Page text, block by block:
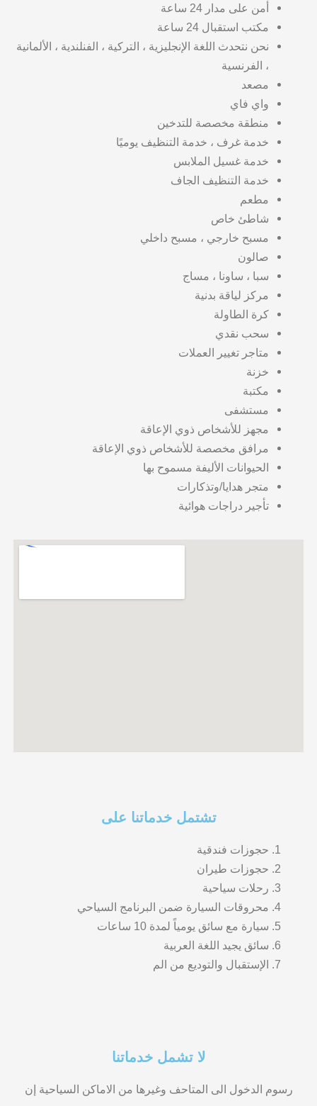
أمن على مدار 24 ساعة
مكتب استقبال 24 ساعة
نحن نتحدث اللغة الإنجليزية ، التركية ، الفنلندية ، الألمانية
، الفرنسية
مصعد
واي فاي
منطقة مخصصة للتدخين
خدمة غرف ، خدمة التنظيف يوميًا
خدمة غسيل الملابس
خدمة التنظيف الجاف
مطعم
شاطئ خاص
مسبح خارجي ، مسبح داخلي
صالون
سبا ، ساونا ، مساج
مركز لياقة بدنية
كرة الطاولة
سحب نقدي
متاجر تغيير العملات
خزنة
مكتبة
مستشفى
مجهز للأشخاص ذوي الإعاقة
مرافق مخصصة للأشخاص ذوي الإعاقة
الحيوانات الأليفة مسموح بها
متجر هدايا/وتذكارات
تأجير دراجات هوائية
تشتمل خدماتنا على
حجوزات فندقية
حجوزات طيران
رحلات سياحية
محروقات السيارة ضمن البرنامج السياحي
سيارة مع سائق يومياً لمدة 10 ساعات
سائق يجيد اللغة العربية
الإستقبال والتوديع من الم
لا تشمل خدماتنا
رسوم الدخول الى المتاحف وغيرها من الاماكن السياحية إن